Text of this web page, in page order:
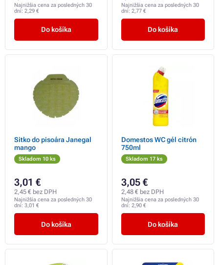
Najnižšia cena za posledných 30
dní: 2,29 €
Do košíka
Najnižšia cena za posledných 30
dní: 2,77 €
Do košíka
Sitko do pisoára Janegal
mango
Skladom 10 ks
3,01 €
2,45 € bez DPH
Najnižšia cena za posledných 30
dní: 3,01 €
Do košíka
Domestos WC gél citrón
750ml
Skladom 17 ks
3,05 €
2,48 € bez DPH
Najnižšia cena za posledných 30
dní: 2,90 €
Do košíka